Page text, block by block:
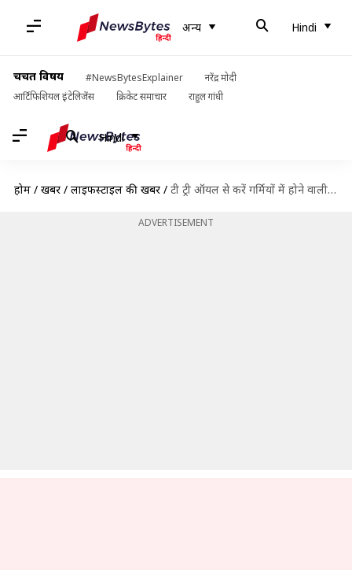
अन्य Hindi
चर्चित विषय #NewsBytesExplainer
नरेंद्र मोदी
आर्टिफिशियल इंटेलिजेंस
क्रिकेट समाचार राहुल गांधी
Hindi
होम / खबरें / लाइफस्टाइल की खबरें / टी ट्री ऑयल से करें गर्मियों में होने वाली इन गंभीर समस्याओं का इलाज
ADVERTISEMENT